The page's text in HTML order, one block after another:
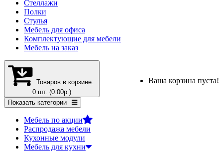
Стеллажи
Полки
Стулья
Мебель для офиса
Комплектующие для мебели
Мебель на заказ
Товаров в корзине:
0 шт. (0.00р.)
Ваша корзина пуста!
Показать категории
Мебель по акции
Распродажа мебели
Кухонные модули
Мебель для кухни